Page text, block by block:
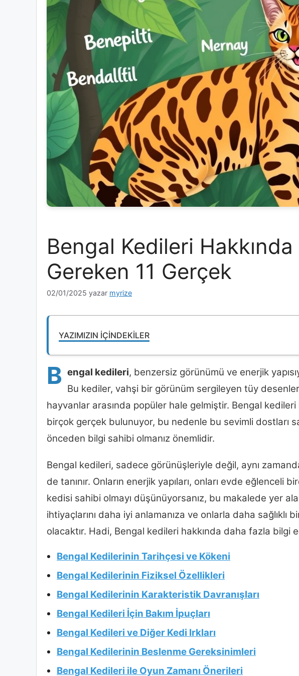
Bengal Kedileri
Gereken 11 Gerçek
02/01/2025 yazar myrize
YAZIMIZIN İÇINDEKILER
B engal kedileri, benzersiz görünümü ve enerjik
Bu kediler, vahşi bir görünüm sergileyen tüy
hayvanlar arasında popüler hale gelmiştir. Bengal
birçok gerçek bulunuyor, bu nedenle bu sevimli dostları
önceden bilgi sahibi olmanız önemlidir.
Bengal kedileri, sadece görünüşleriyle değil, aynı
de tanınır. Onların enerjik yapıları, onları evde eğlenceli
kedisi sahibi olmayı düşünüyorsanız, bu makalede yer
ihtiyaçlarını daha iyi anlamanıza ve onlarla daha sağlıklı
olacaktır. Hadi, Bengal kedileri hakkında daha fazla bilgi
Bengal Kedilerinin Tarihçesi ve Kökeni
Bengal Kedilerinin Fiziksel Özellikleri
Bengal Kedilerinin Karakteristik Davranışları
Bengal Kedileri İçin Bakım İpuçları
Bengal Kedileri ve Diğer Kedi Irkları
Bengal Kedilerinin Beslenme Gereksinimleri
Bengal Kedileri ile Oyun Zamanı Önerileri